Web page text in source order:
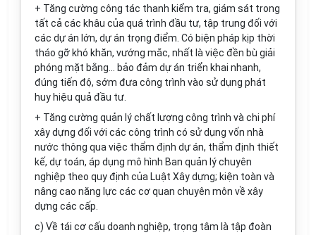
+ Tăng cường công tác thanh kiểm tra, giám sát trong
tất cả các khâu của quá trình đầu tư, tập trung đối với
các dự án lớn, dự án trọng điểm. Có biện pháp kịp thời
tháo gỡ khó khăn, vướng mắc, nhất là việc đền bù giải
phóng mặt bằng... bảo đảm dự án triển khai nhanh,
đúng tiến độ, sớm đưa công trình vào sử dụng phát
huy hiệu quả đầu tư.
+ Tăng cường quản lý chất lượng công trình và chi phí
xây dựng đối với các công trình có sử dụng vốn nhà
nước thông qua việc thẩm định dự án, thẩm định thiết
kế, dự toán, áp dụng mô hình Ban quản lý chuyên
nghiệp theo quy định của Luật Xây dựng; kiện toàn và
nâng cao năng lực các cơ quan chuyên môn về xây
dựng các cấp.
c) Về tái cơ cấu doanh nghiệp, trọng tâm là tập đoàn